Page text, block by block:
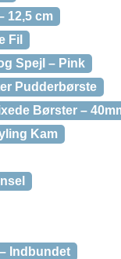
12,5 cm
Fil
Spejl – Pink
Pudderbørste
Børster –
Kam
Indbundet